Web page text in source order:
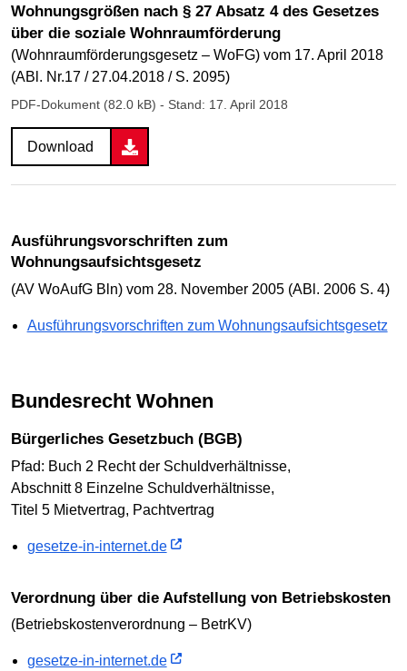
Wohnungsgrößen nach § 27 Absatz 4 des Gesetzes
über die soziale Wohnraumförderung
(Wohnraumförderungsgesetz – WoFG) vom 17. April 2018
(ABl. Nr.17 / 27.04.2018 / S. 2095)
PDF-Dokument (82.0 kB) - Stand: 17. April 2018
Download
Ausführungsvorschriften zum
Wohnungsaufsichtsgesetz
(AV WoAufG Bln) vom 28. November 2005 (ABl. 2006 S. 4)
Ausführungsvorschriften zum Wohnungsaufsichtsgesetz
Bundesrecht Wohnen
Bürgerliches Gesetzbuch (BGB)
Pfad: Buch 2 Recht der Schuldverhältnisse,
Abschnitt 8 Einzelne Schuldverhältnisse,
Titel 5 Mietvertrag, Pachtvertrag
gesetze-in-internet.de
Verordnung über die Aufstellung von Betriebskosten
(Betriebskostenverordnung – BetrKV)
gesetze-in-internet.de